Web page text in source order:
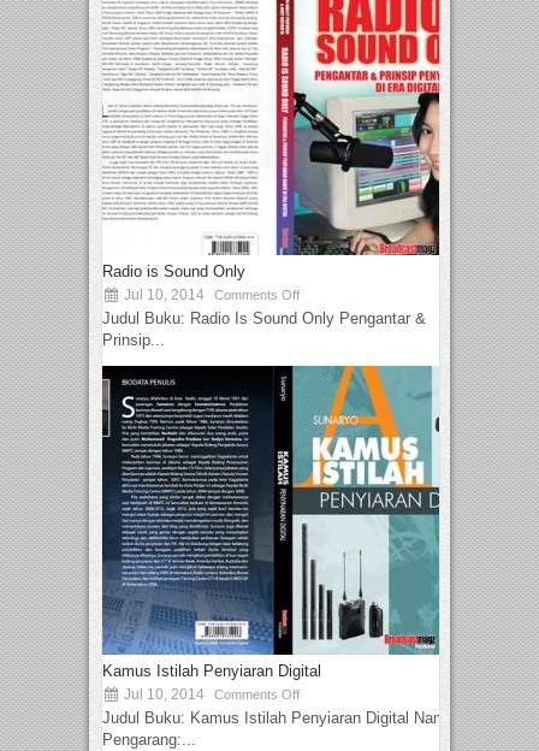
Radio is Sound Only
Jul 10, 2014 Comments Off
Judul Buku: Radio Is Sound Only Pengantar &
Prinsip...
Kamus Istilah Penyiaran Digital
Jul 10, 2014 Comments Off
Judul Buku: Kamus Istilah Penyiaran Digital Nama
Pengarang:...